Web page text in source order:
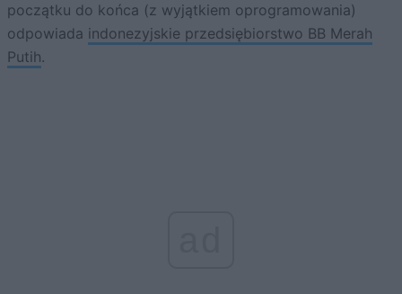
początku do końca (z wyjątkiem oprogramowania)
odpowiada indonezyjskie przedsiębiorstwo BB Merah
Putih.